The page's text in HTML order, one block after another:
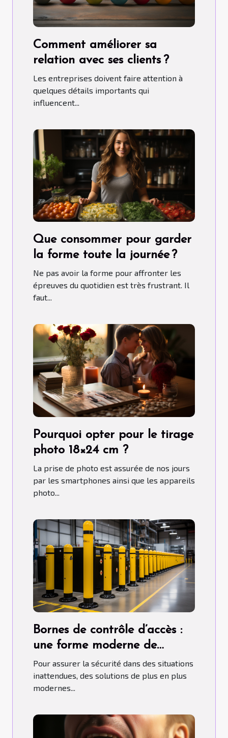
Comment améliorer sa
relation avec ses clients ?
Les entreprises doivent faire attention à
quelques détails importants qui
influencent...
Que consommer pour garder
la forme toute la journée ?
Ne pas avoir la forme pour affronter les
épreuves du quotidien est très frustrant. Il
faut...
Pourquoi opter pour le tirage
photo 18×24 cm ?
La prise de photo est assurée de nos jours
par les smartphones ainsi que les appareils
photo...
Bornes de contrôle d’accès :
une forme moderne de
contrôle d'accès
Pour assurer la sécurité dans des situations
inattendues, des solutions de plus en plus
modernes...